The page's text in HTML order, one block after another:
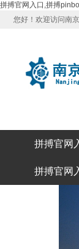
拼搏官网入口,拼搏
您好！欢迎访问南
拼搏官网
拼搏官网